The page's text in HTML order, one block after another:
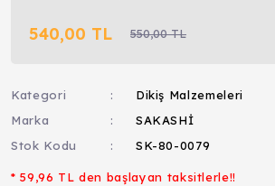
540,00 TL 550,00 TL
Kategori
Dikiş Malzemeleri
Marka
SAKASHİ
Stok Kodu
SK-80-0079
* 59,96 TL den başlayan taksitlerle!!